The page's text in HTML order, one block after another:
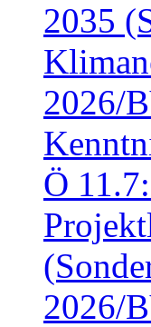
2035
2026/
Ö
2026/